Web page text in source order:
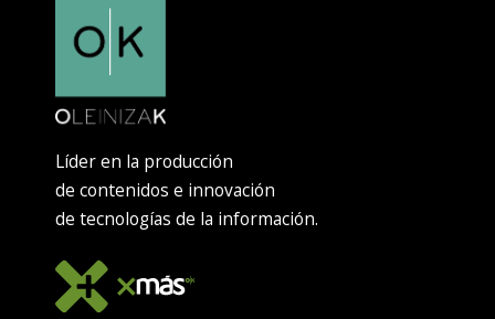
Líder en la producción
de contenidos e innovación
de tecnologías de la información.